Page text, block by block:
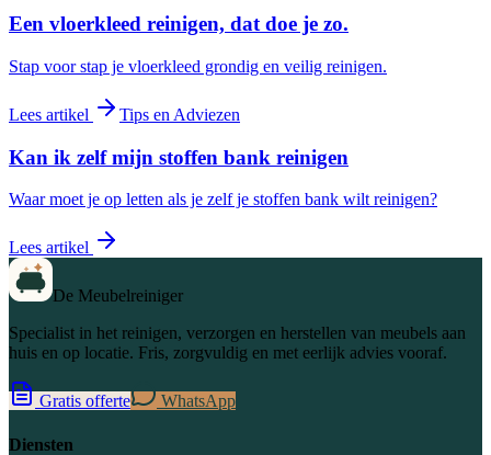
Een vloerkleed reinigen, dat doe je zo.
Stap voor stap je vloerkleed grondig en veilig reinigen.
Lees artikel Tips en Adviezen
Kan ik zelf mijn stoffen bank reinigen
Waar moet je op letten als je zelf je stoffen bank wilt reinigen?
Lees artikel
De Meubelreiniger
Specialist in het reinigen, verzorgen en herstellen van meubels aan
huis en op locatie. Fris, zorgvuldig en met eerlijk advies vooraf.
Gratis offerte WhatsApp
Diensten